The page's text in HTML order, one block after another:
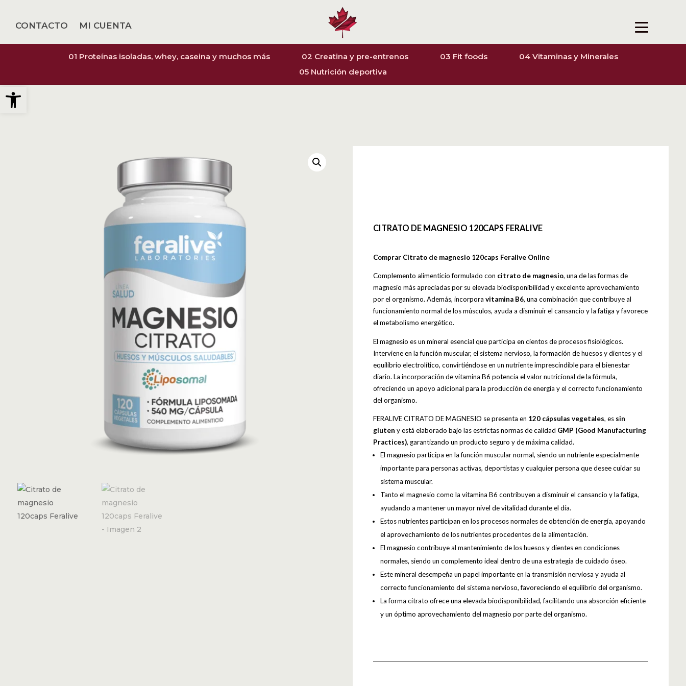
Abrir barra de herramientas
CONTACTO MI CUENTA
01 Proteínas isoladas, whey, caseina y muchos más 02 Creatina y pre-entrenos 03 Fit foods
04 Vitaminas y Minerales
05 Nutrición deportiva
CITRATO DE MAGNESIO 120CAPS FERALIVE
Comprar Citrato de magnesio 120caps Feralive Online
Complemento alimenticio formulado con citrato de magnesio, una de las formas de
magnesio más apreciadas por su elevada biodisponibilidad y excelente aprovechamiento
por el organismo. Además, incorporavitamina B6, una combinación que contribuye al
funcionamiento normal de los músculos, ayuda a disminuir el cansancio y la fatiga y favorece
el metabolismo energético.
El magnesio es un mineral esencial que participa en cientos de procesos fisiológicos.
Interviene en la función muscular, el sistema nervioso, la formación de huesos y dientes y el
equilibrio electrolítico, convirtiéndose en un nutriente imprescindible para el bienestar
diario. La incorporación de vitamina B6 potencia el valor nutricional de la fórmula,
ofreciendo un apoyo adicional para la producción de energía y el correcto funcionamiento
del organismo.
FERALIVE CITRATO DE MAGNESIO se presenta en 120 cápsulas vegetales, es sin
gluten y está elaborado bajo las estrictas normas de calidad GMP (Good Manufacturing
Practices), garantizando un producto seguro y de máxima calidad.
El magnesio participa en la función muscular normal, siendo un nutriente especialmente
importante para personas activas, deportistas y cualquier persona que desee cuidar su
sistema muscular.
Tanto el magnesio como la vitamina B6 contribuyen a disminuir el cansancio y la fatiga,
ayudando a mantener un mayor nivel de vitalidad durante el día.
Estos nutrientes participan en los procesos normales de obtención de energía, apoyando
el aprovechamiento de los nutrientes procedentes de la alimentación.
El magnesio contribuye al mantenimiento de los huesos y dientes en condiciones
normales, siendo un complemento ideal dentro de una estrategia de cuidado óseo.
Este mineral desempeña un papel importante en la transmisión nerviosa y ayuda al
correcto funcionamiento del sistema nervioso, favoreciendo el equilibrio del organismo.
La forma citrato ofrece una elevada biodisponibilidad, facilitando una absorción eficiente
y un óptimo aprovechamiento del magnesio por parte del organismo.